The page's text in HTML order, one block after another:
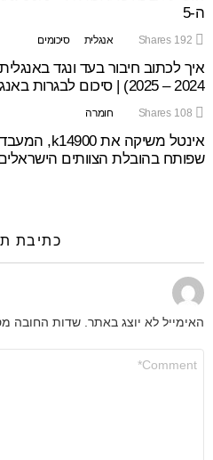
ה-5
192
Shares אנגלית סיכומים
איך לכתוב חיבור בעד ונגד
2024 – 2025) | סיכום לבגרות באנגלית
108
Shares חומרה
שפותח בהובלת הצוותים
כתיבת
האימייל לא יוצג באתר. שדות החובה
שלך